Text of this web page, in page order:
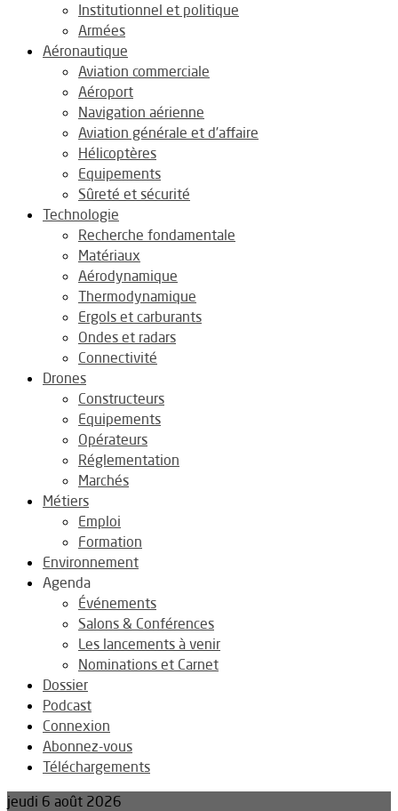
Institutionnel et politique
Armées
Aéronautique
Aviation commerciale
Aéroport
Navigation aérienne
Aviation générale et d’affaire
Hélicoptères
Equipements
Sûreté et sécurité
Technologie
Recherche fondamentale
Matériaux
Aérodynamique
Thermodynamique
Ergols et carburants
Ondes et radars
Connectivité
Drones
Constructeurs
Equipements
Opérateurs
Réglementation
Marchés
Métiers
Emploi
Formation
Environnement
Agenda
Événements
Salons & Conférences
Les lancements à venir
Nominations et Carnet
Dossier
Podcast
Connexion
Abonnez-vous
Téléchargements
jeudi 6 août 2026